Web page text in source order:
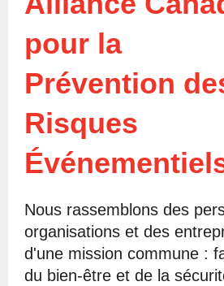
pour la
Prévention
Risques
Évé
Nous rassemblons des
organisations et des
d'une mission commune :
du bien-être et de la